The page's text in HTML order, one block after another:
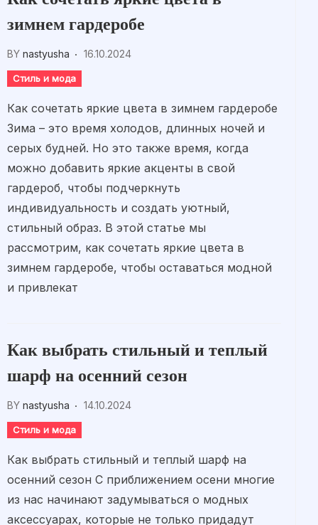
зимнем гардеробе
BY nastyusha 16.10.2024
Стиль и мода
Как сочетать яркие цвета в зимнем гардеробе
Зима – это время холодов, длинных ночей и
серых будней. Но это также время, когда
можно добавить яркие акценты в свой
гардероб, чтобы подчеркнуть
индивидуальность и создать уютный,
стильный образ. В этой статье мы
рассмотрим, как сочетать яркие цвета в
зимнем гардеробе, чтобы оставаться модной
и привлекат
Как выбрать стильный и теплый
шарф на осенний сезон
BY nastyusha 14.10.2024
Стиль и мода
Как выбрать стильный и теплый шарф на
осенний сезон С приближением осени многие
из нас начинают задумываться о модных
аксессуарах, которые не только придадут